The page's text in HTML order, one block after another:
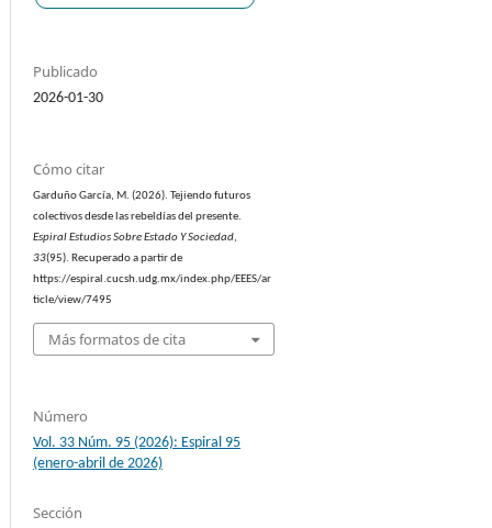
Publicado
2026-01-30
Cómo citar
Garduño García, M. (2026). Tejiendo futuros
colectivos desde las rebeldías del presente.
Espiral Estudios Sobre Estado Y Sociedad,
33(95). Recuperado a partir de
https://espiral.cucsh.udg.mx/index.php/EEES/ar
ticle/view/7495
Más formatos de cita
Número
Vol. 33 Núm. 95 (2026): Espiral 95
(enero-abril de 2026)
Sección